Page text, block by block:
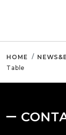
HOME
Table